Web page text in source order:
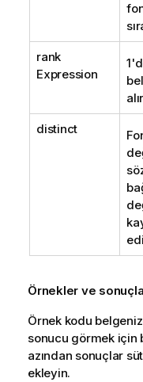
rank
Expression
distinct
Örnekler ve
Örnek kodu
sonucu görmek için
azından sonuçlar
ekleyin.